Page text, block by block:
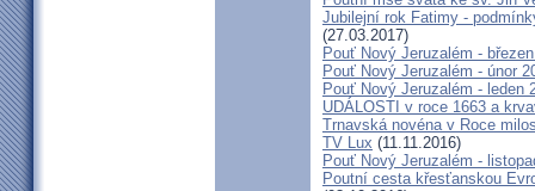
Jubilejní rok Fatimy -
(27.03.2017)
Pouť Nový Jeruzalém -
Pouť Nový Jeruzalém - únor
Pouť Nový Jeruzalém - leden
UDÁLOSTI v roce 1663 a
Trnavská novéna v Roce
TV Lux (11.11.2016)
Pouť Nový Jeruzalém -
Poutní cesta křesťanskou